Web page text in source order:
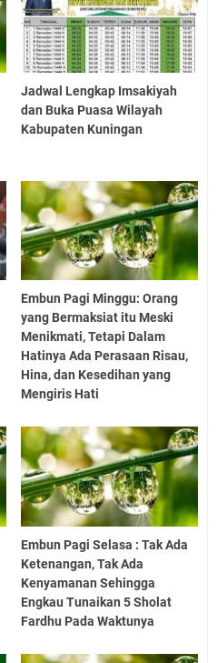
Jadwal Lengkap Imsakiyah
dan Buka Puasa Wilayah
Kabupaten Kuningan
Embun Pagi Minggu: Orang
yang Bermaksiat itu Meski
Menikmati, Tetapi Dalam
Hatinya Ada Perasaan Risau,
Hina, dan Kesedihan yang
Mengiris Hati
Embun Pagi Selasa : Tak Ada
Ketenangan, Tak Ada
Kenyamanan Sehingga
Engkau Tunaikan 5 Sholat
Fardhu Pada Waktunya